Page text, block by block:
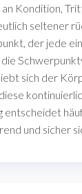
Kondition,
seltener
der jede
sich der
entscheidet
und sicher